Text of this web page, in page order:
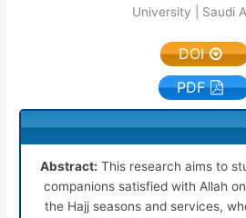
University | Saudi
DOI
PDF
Abstract: This research aims to
companions satisfied with Allah
the Hajj seasons and services,